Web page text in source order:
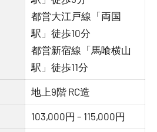
都営大江戸線「両国
駅」徒歩10分
都営新宿線「馬喰横山
駅」徒歩11分
地上9階 RC造
103,000円 – 115,000円